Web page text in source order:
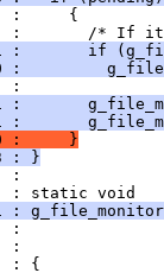
:     {
:       /* If
:       if
:
:
:
:
:     }
: }
:
: static void
:
:
:
: {